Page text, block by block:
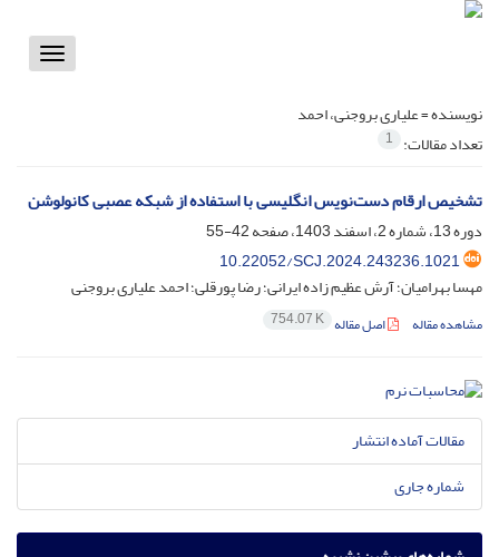
Toggle
نویسنده =علیاری بروجنی، احمد
تعداد مقالات: 1
تشخیص ارقام دست‌نویس انگلیسی با استفاده از شبکه عصبی کانولوشن
دوره 13، شماره 2، اسفند 1403، صفحه
42-55
10.22052/SCJ.2024.243236.1021
مهسا بهرامیان؛ آرش عظیم زاده ایرانی؛ رضا پورقلی؛ احمد علیاری بروجنی
مشاهده مقاله اصل مقاله 754.07 K
مقالات آماده انتشار
شماره جاری